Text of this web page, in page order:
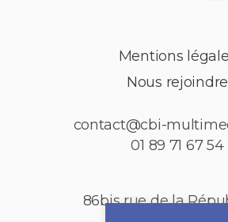
Mentions
Nous rejoindre
contact@cbi-
01 89 71 67 54
86bis rue de la